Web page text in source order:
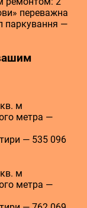
переважна
паркування —
м
метра —
— 535 096
м
метра —